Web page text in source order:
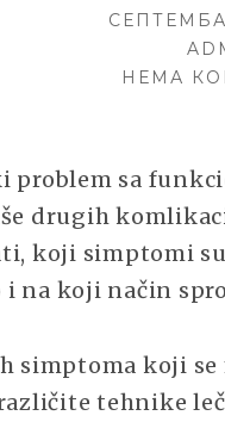
POSTED
НЕМА
problem sa
drugih
koji simptomi
i na koji način
simptoma koji se
tehnike